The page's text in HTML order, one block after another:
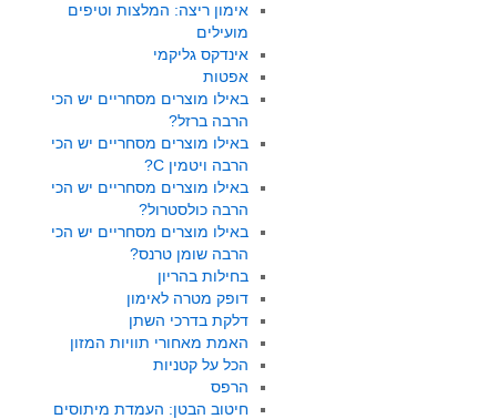
אימון ריצה: המלצות וטיפים
מועילים
אינדקס גליקמי
אפטות
באילו מוצרים מסחריים יש הכי
הרבה ברזל?
באילו מוצרים מסחריים יש הכי
הרבה ויטמין C?
באילו מוצרים מסחריים יש הכי
הרבה כולסטרול?
באילו מוצרים מסחריים יש הכי
הרבה שומן טרנס?
בחילות בהריון
דופק מטרה לאימון
דלקת בדרכי השתן
האמת מאחורי תוויות המזון
הכל על קטניות
הרפס
חיטוב הבטן: העמדת מיתוסים